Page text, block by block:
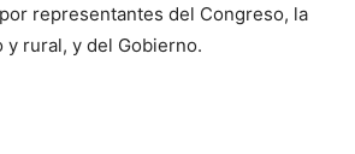
representantes del Congreso, la
rural, y del Gobierno.